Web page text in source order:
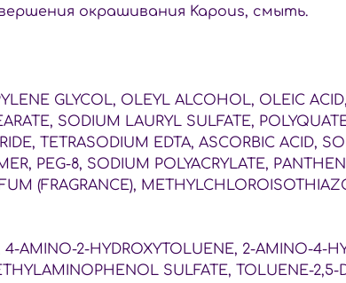
окрашивания Kapous, смыть.
GLYCOL, OLEYL ALCOHOL, OLEIC
SODIUM LAURYL SULFATE,
TETRASODIUM EDTA, ASCORBIC ACID,
PEG-8, SODIUM POLYACRYLATE,
(FRAGRANCE),
AMINO-2-HYDROXYTOLUENE, 2-AMINO-4-
SULFATE, TOLUENE-